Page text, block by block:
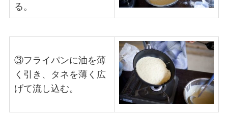
る。
③フライパンに油を薄
く引き、タネを薄く広
げて流し込む。